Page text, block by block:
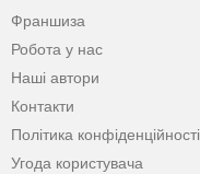
Франшиза
Робота у нас
Наші автори
Контакти
Політика конфіденційності
Угода користувача